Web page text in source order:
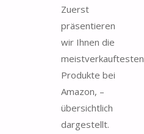
Zuerst
präsentieren
wir Ihnen die
meistverkauftesten
Produkte bei
Amazon, –
übersichtlich
dargestellt.